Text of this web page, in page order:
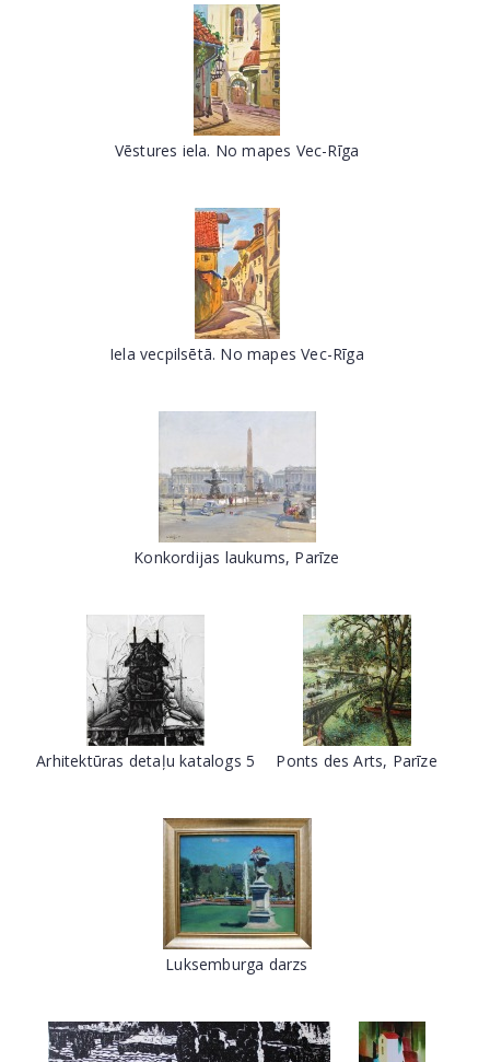
Vēstures iela. No mapes Vec-Rīga
Iela vecpilsētā. No mapes Vec-Rīga
Konkordijas laukums, Parīze
Arhitektūras detaļu katalogs 5 Ponts des Arts, Parīze
Luksemburga darzs